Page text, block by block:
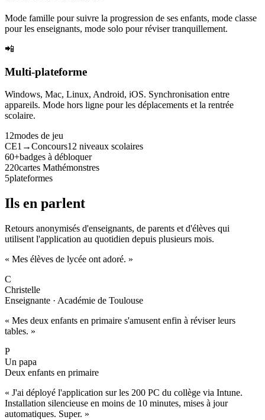
Mode famille pour suivre la progression de ses enfants, mode classe
pour les enseignants, mode solo pour réviser tranquillement.
📲
Multi-plateforme
Windows, Mac, Linux, Android, iOS. Synchronisation entre
appareils. Mode hors ligne pour les déplacements et la rentrée
scolaire.
12modes de jeu
CE1→Concours12 niveaux scolaires
60+badges à débloquer
220cartes Mathémonstres
5plateformes
Ils en parlent
Retours anonymisés d'enseignants, de parents et d'élèves qui
utilisent l'application au quotidien depuis plusieurs mois.
« Mes élèves de lycée ont adoré. »
C
Christelle
Enseignante · Académie de Toulouse
« Mes deux enfants en primaire s'amusent enfin à réviser leurs
tables. »
P
Un papa
Deux enfants en primaire
« J'ai déployé l'application sur les 200 PC du collège via Intune.
Installation silencieuse en moins de 10 minutes, mises à jour
automatiques. Super. »